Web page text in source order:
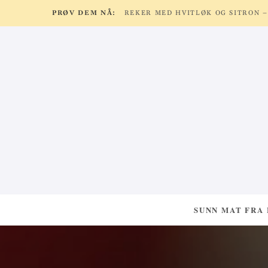
PRØV DEM NÅ:
SUNN MAT